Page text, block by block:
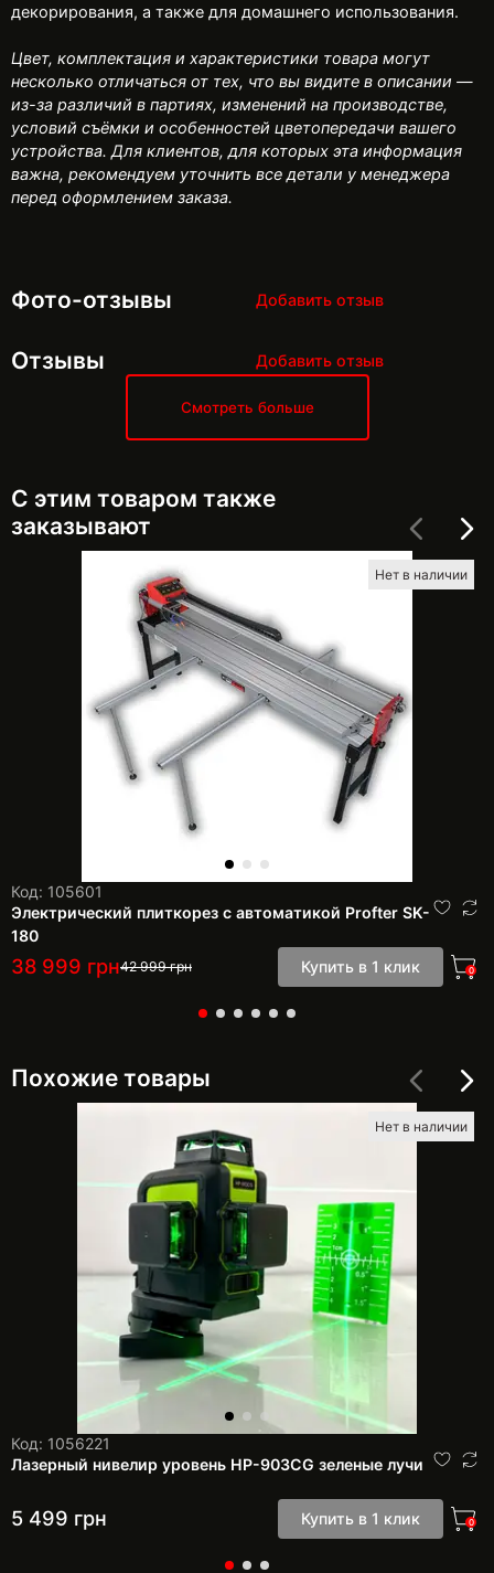
декорирования, а также для домашнего использования.
Цвет, комплектация и характеристики товара могут
несколько отличаться от тех, что вы видите в описании —
из-за различий в партиях, изменений на производстве,
условий съёмки и особенностей цветопередачи вашего
устройства. Для клиентов, для которых эта информация
важна, рекомендуем уточнить все детали у менеджера
перед оформлением заказа.
Фото-отзывы Добавить отзыв
Отзывы Добавить отзыв
Смотреть больше
С этим товаром также
заказывают
Нет в наличии
Код: 105601
Электрический плиткорез с автоматикой Profter SK-
180
38 999 грн42 999грн Купить в 1 клик 0
Похожие товары
Нет в наличии
Код: 1056221
Лазерный нивелир уровень HP-903CG зеленые лучи
5 499 грн Купить в 1 клик 0